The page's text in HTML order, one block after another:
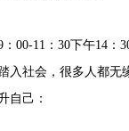
11：30下午14：
社会，很多人都无
自己：